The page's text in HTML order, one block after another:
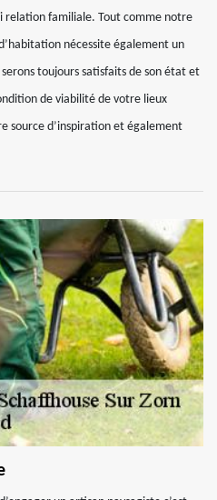
relation familiale. Tout comme notre
nécessite également un
toujours satisfaits de son état et
de viabilité de votre lieux
source d’inspiration et également